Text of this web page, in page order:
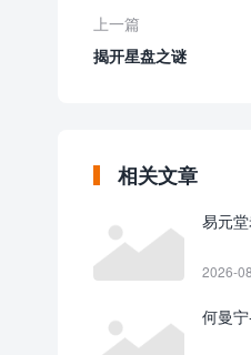
上一篇
揭开星盘之谜
相关文章
易元
2026-
何曼